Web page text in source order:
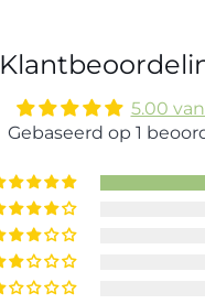
5.00
Gebaseerd op 1